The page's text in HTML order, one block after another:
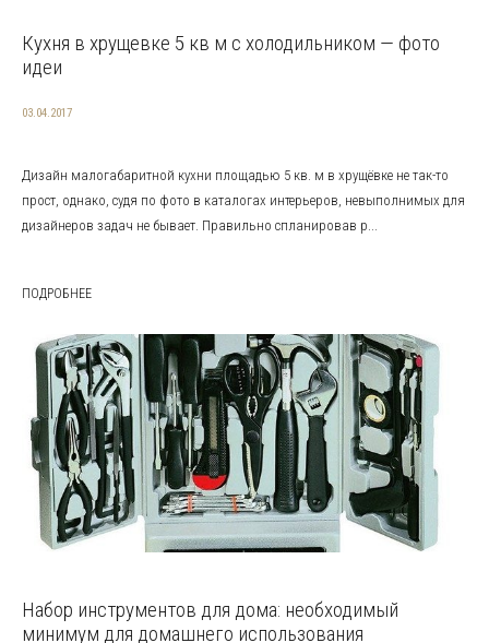
Кухня в хрущевке 5 кв м с холодильником — фото
идеи
03.04.2017
Дизайн малогабаритной кухни площадью 5 кв. м в хрущёвке не так-то
прост, однако, судя по фото в каталогах интерьеров, невыполнимых для
дизайнеров задач не бывает. Правильно спланировав р...
ПОДРОБНЕЕ
Набор инструментов для дома: необходимый
минимум для домашнего использования